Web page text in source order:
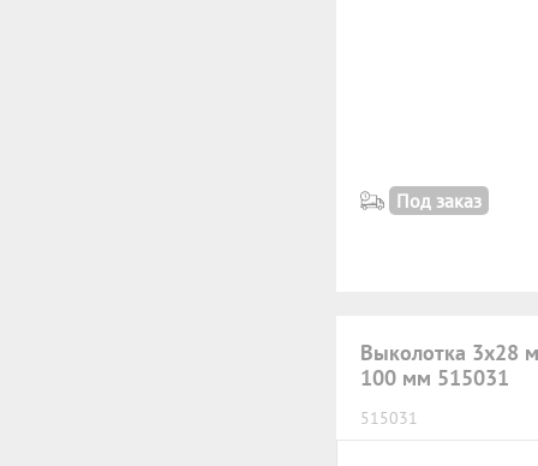
Под заказ
Выколотка 3х28
100 мм 515031
515031